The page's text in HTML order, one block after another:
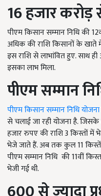
16 हजार
पीएम किसान सम्मान निधि की
अधिक की राशि किसानों के खाते
इस राशि से लाभांवित हुए. साथ
इसका लाभ मिला.
पीएम सम्मान
पीएम किसान सम्मान निधि योजना
से चलाई जा रही योजना है.
हजार रुपए की राशि 3 किस्तों में
भेजे जाते हैं. अब तक कुल 11
पीएम सम्मान निधि की 11वीं
भेजी गई थी.